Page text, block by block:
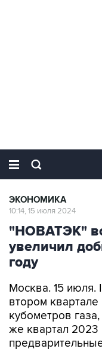
ЭКОНОМИКА
10:14, 15 июля 2024
"НОВАТЭК"
увеличил
году
Москва. 15 июля.
втором
кубометров
же квартал 2023